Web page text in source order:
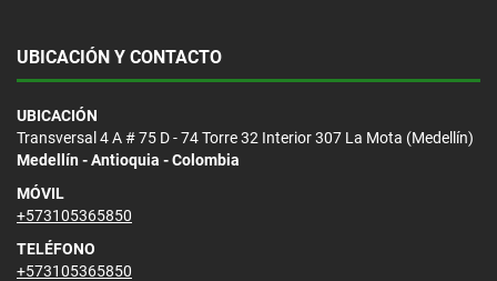
UBICACIÓN Y CONTACTO
UBICACIÓN
Transversal 4 A # 75 D - 74 Torre 32 Interior 307 La Mota (Medellín)
Medellín - Antioquia - Colombia
MÓVIL
+573105365850
TELÉFONO
+573105365850